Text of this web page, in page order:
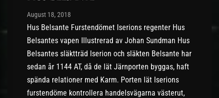
Post has published by
August 18, 2018
Hus Belsante Furstendömet Iserions regenter Hus
Belsantes vapen Illustrerad av Johan Sundman Hus
Belsantes släktträd Iserion och släkten Belsante har
sedan år 1144 AT, då de lät Järnporten byggas, haft
spända relationer med Karm. Porten lät Iserions
furstendöme kontrollera handelsvägarna västerut,